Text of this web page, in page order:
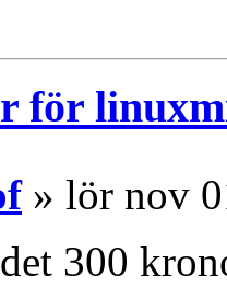
för
» lör nov
300